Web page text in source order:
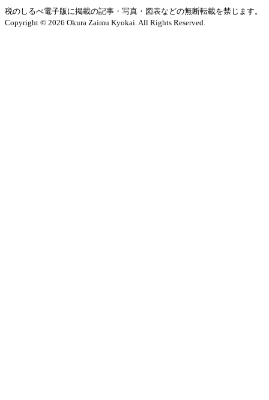
税のしるべ電子版に掲載の記事・写真・図表などの無断転載を禁じます。
Copyright © 2026 Okura Zaimu Kyokai. All Rights Reserved.